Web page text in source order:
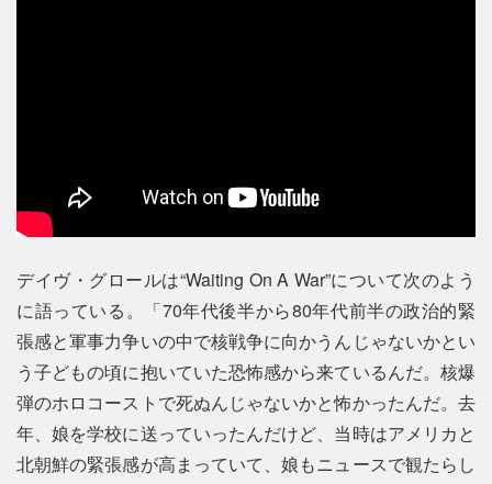
デイヴ・グロールは“Waiting On A War”について次のよう
に語っている。「70年代後半から80年代前半の政治的緊
張感と軍事力争いの中で核戦争に向かうんじゃないかとい
う子どもの頃に抱いていた恐怖感から来ているんだ。核爆
弾のホロコーストで死ぬんじゃないかと怖かったんだ。去
年、娘を学校に送っていったんだけど、当時はアメリカと
北朝鮮の緊張感が高まっていて、娘もニュースで観たらし